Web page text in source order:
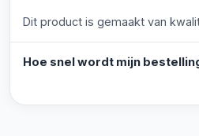
Dit product is gemaakt van
Hoe snel wordt mijn